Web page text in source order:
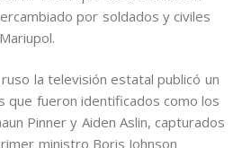
por soldados y civiles
la televisión estatal publicó un
que fueron identificados como los
Pinner y Aiden Aslin, capturados
ministro Boris Johnson